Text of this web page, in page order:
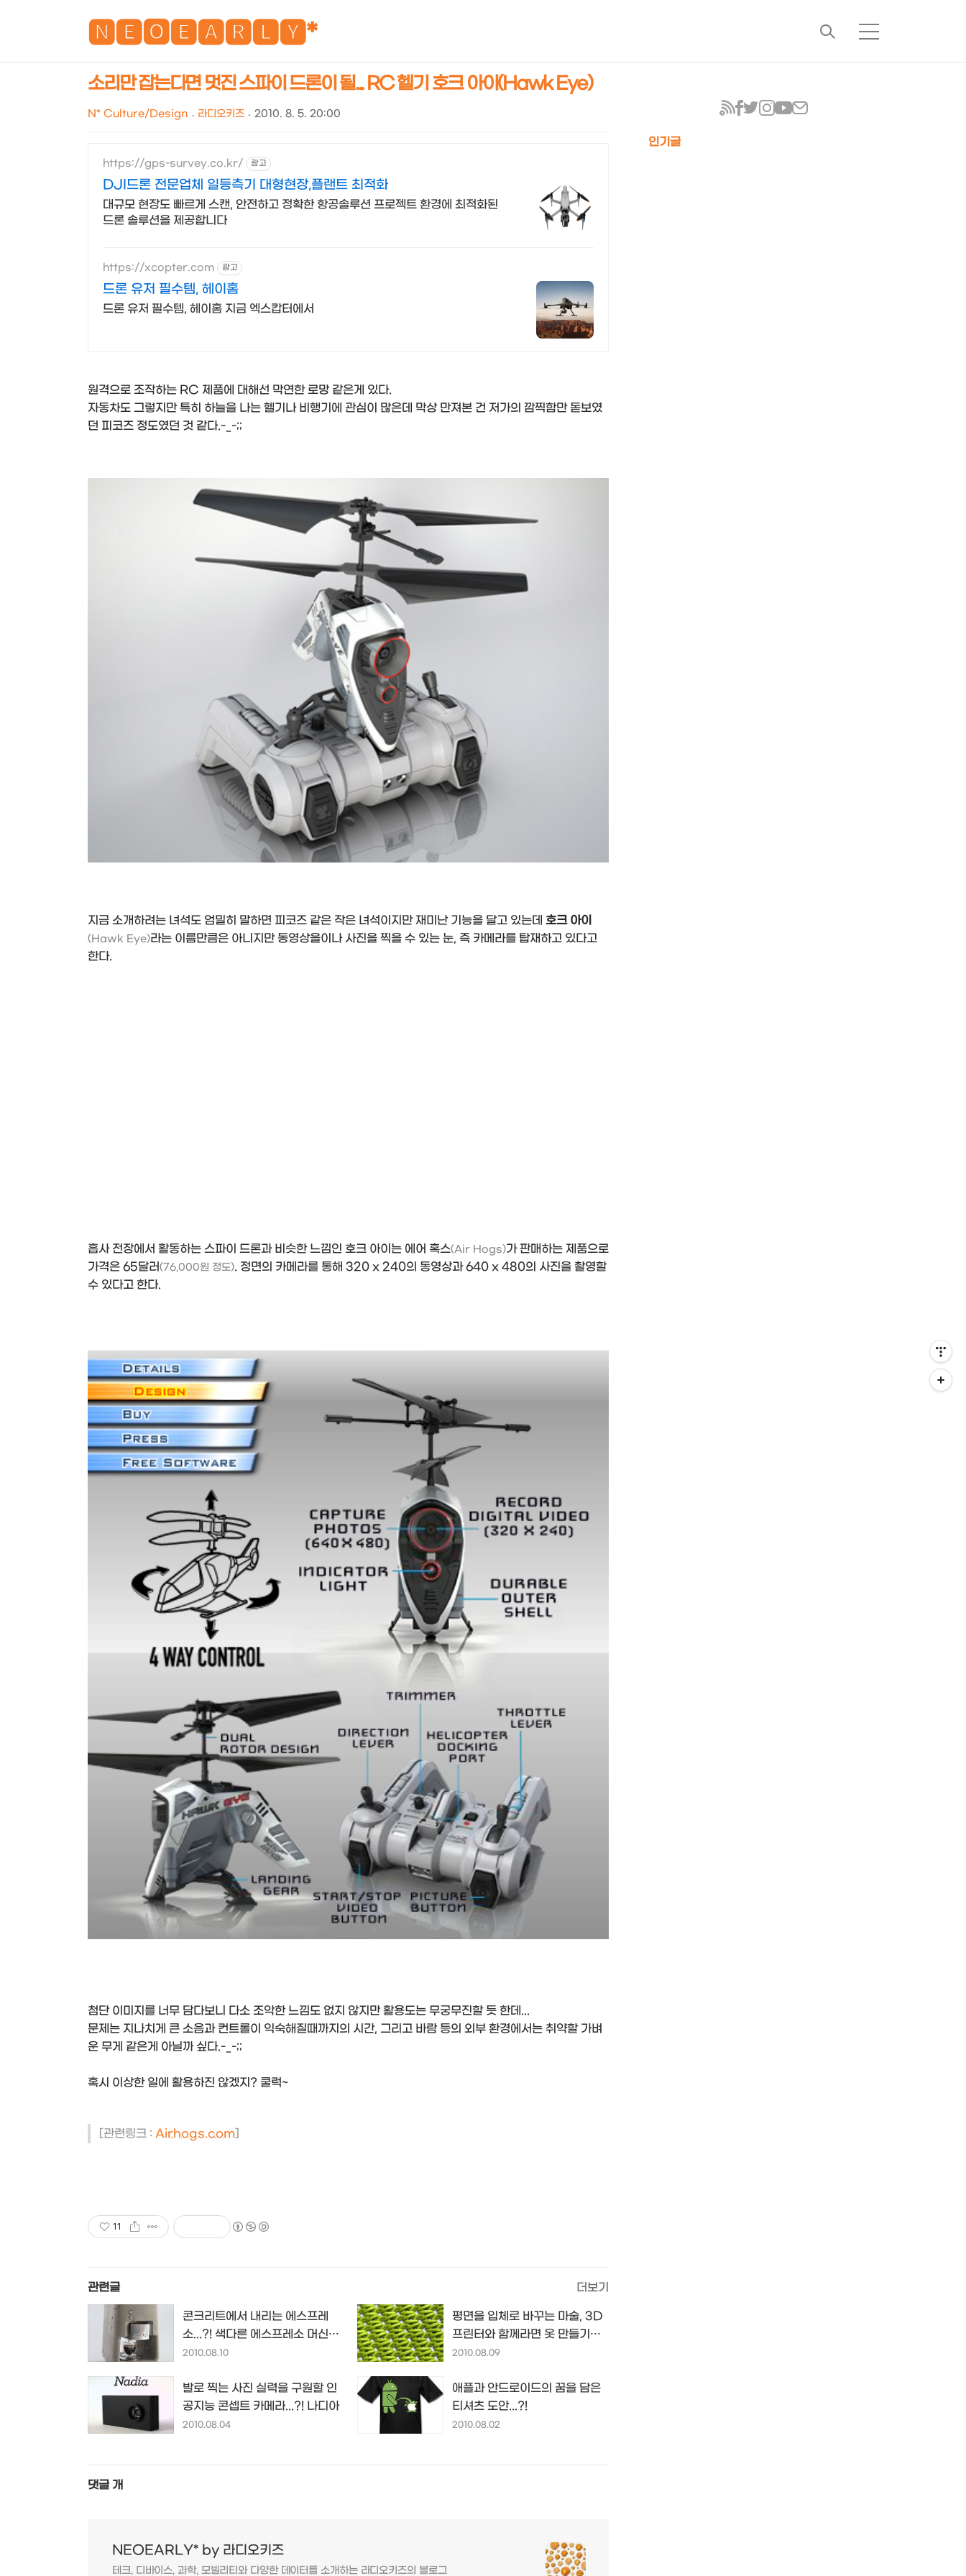
🅽🅴🅾🅴🅰🆁🅻🆈*NEOEARLY*
검
메
소리만 잡는다면 멋진 스파이 드론이 될... RC 헬기 호크 아이(Hawk Eye)
N* Culture/Design 라디오키즈 2010. 8. 5. 20:00
https://gps-survey.co.kr/ 광고
DJI드론 전문업체 일등측기 대형현장,플랜트 최적화
대규모 현장도 빠르게 스캔, 안전하고 정확한 항공솔루션 프로젝트 환경에 최적화된
드론 솔루션을 제공합니다
https://xcopter.com 광고
드론 유저 필수템, 헤이홈
드론 유저 필수템, 헤이홈 지금 엑스캅터에서
원격으로 조작하는 RC 제품에 대해선 막연한 로망 같은게 있다.
자동차도 그렇지만 특히 하늘을 나는 헬기나 비행기에 관심이 많은데 막상 만져본 건 저가의 깜찍함만 돋보였
던 피코즈 정도였던 것 같다.-_-;;
지금 소개하려는 녀석도 엄밀히 말하면 피코즈 같은 작은 녀석이지만 재미난 기능을 달고 있는데 호크 아이
(Hawk Eye)라는 이름만큼은 아니지만 동영상을이나 사진을 찍을 수 있는 눈, 즉 카메라를 탑재하고 있다고
한다.
흡사 전장에서 활동하는 스파이 드론과 비슷한 느낌인 호크 아이는 에어 혹스(Air Hogs)가 판매하는 제품으로
가격은 65달러(76,000원 정도). 정면의 카메라를 통해 320 x 240의 동영상과 640 x 480의 사진을 촬영할
수 있다고 한다.
첨단 이미지를 너무 담다보니 다소 조악한 느낌도 없지 않지만 활용도는 무궁무진할 듯 한데...
문제는 지나치게 큰 소음과 컨트롤이 익숙해질때까지의 시간, 그리고 바람 등의 외부 환경에서는 취약할 가벼
운 무게 같은게 아닐까 싶다.-_-;;
혹시 이상한 일에 활용하진 않겠지? 쿨럭~
[관련링크 : Airhogs.com]
11
관련글 더보기
콘크리트에서 내리는 에스프레
소...?! 색다른 에스프레소 머신,
에스프레소 솔로
2010.08.10
평면을 입체로 바꾸는 마술, 3D
프린터와 함께라면 옷 만들기도
뚝딱~
2010.08.09
발로 찍는 사진 실력을 구원할 인
공지능 콘셉트 카메라...?! 나디아
2010.08.04
애플과 안드로이드의 꿈을 담은
티셔츠 도안...?!
2010.08.02
댓글 개
NEOEARLY* by 라디오키즈
테크, 디바이스, 과학, 모빌리티와 다양한 데이터를 소개하는 라디오키즈의 블로그
인기글